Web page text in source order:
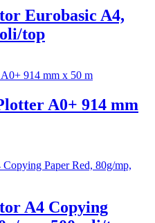
Eurobasic A4,
top
A0+ 914 mm
A4 Copying